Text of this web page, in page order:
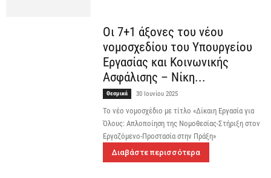
Οι 7+1 άξονες του νέου
νομοσχεδίου του Υπουργείου
Εργασίας και Κοινωνικής
Ασφάλισης – Νίκη...
Θεσμικά 30 Ιουνίου 2025
Το νέο νομοσχέδιο με τίτλο «Δίκαιη Εργασία για
Όλους: Απλοποίηση της Νομοθεσίας-Στήριξη στον
Εργαζόμενο-Προστασία στην Πράξη»
Διαβάστε περισσότερα